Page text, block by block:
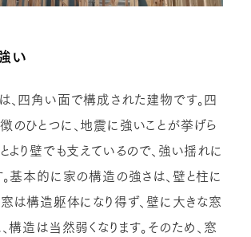
い
、四角い面で構成された建物です。四
のひとつに、地震に強いことが挙げら
より壁でも支えているので、強い揺れに
。基本的に家の構造の強さは、壁と柱に
は構造躯体になり得ず、壁に大きな窓
構造は当然弱くなります。そのため、窓